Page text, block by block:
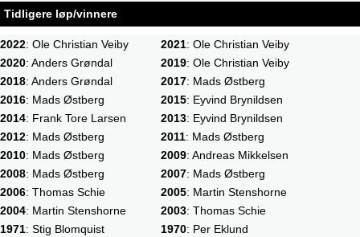
Tidligere løp/vinnere
2022: Ole Christian Veiby 2021: Ole Christian Veiby
2020: Anders Grøndal 2019: Ole Christian Veiby
2018: Anders Grøndal 2017: Mads Østberg
2016: Mads Østberg 2015: Eyvind Brynildsen
2014: Frank Tore Larsen 2013: Eyvind Brynildsen
2012: Mads Østberg 2011: Mads Østberg
2010: Mads Østberg 2009: Andreas Mikkelsen
2008: Mads Østberg 2007: Mads Østberg
2006: Thomas Schie 2005: Martin Stenshorne
2004: Martin Stenshorne 2003: Thomas Schie
1971: Stig Blomquist 1970: Per Eklund